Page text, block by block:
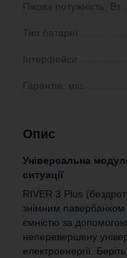
Пікова потужність, Вт
Тип батареї
Інтерфейси
Гарантія, міс.
Опис
Універсальна
ситуації
RIVER 3 Plus
знімним
ємністю за
неперевершену
електроенергії.